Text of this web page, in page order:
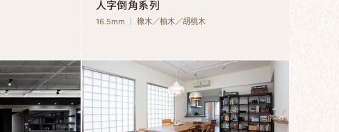
人字倒角系列
16.5mm ｜ 橡木／柚木／胡桃木